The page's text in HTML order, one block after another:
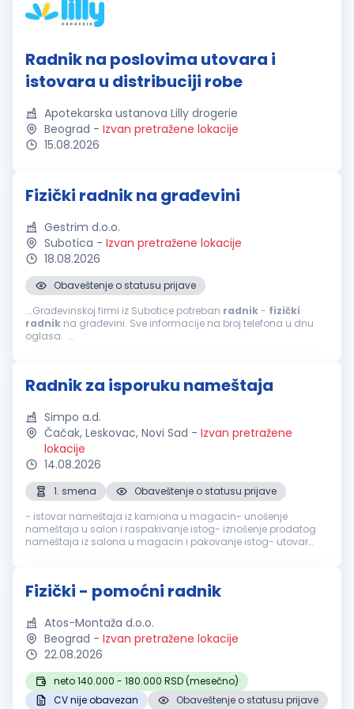
Radnik na poslovima utovara i
istovara u distribuciji robe
Apotekarska ustanova Lilly drogerie
Beograd - Izvan pretražene lokacije
15.08.2026
Fizički radnik na građevini
Gestrim d.o.o.
Subotica - Izvan pretražene lokacije
18.08.2026
Obaveštenje o statusu prijave
...Građevinskoj firmi iz Subotice potreban radnik- fizički
radnik na građevini. Sve informacije na broj telefona u dnu
oglasa. ...
Radnik za isporuku nameštaja
Simpo a.d.
Čačak, Leskovac, Novi Sad - Izvan pretražene
lokacije
14.08.2026
1. smena
Obaveštenje o statusu prijave
- istovar nameštaja iz kamiona u magacin- unošenje
nameštaja u salon i raspakivanje istog- iznošenje prodatog
nameštaja iz salona u magacin i pakovanje istog- utovar
Fizički - pomoćni radnik
Atos-Montaža d.o.o.
Beograd - Izvan pretražene lokacije
22.08.2026
neto 140.000 - 180.000 RSD (mesečno)
CV nije obavezan
Obaveštenje o statusu prijave